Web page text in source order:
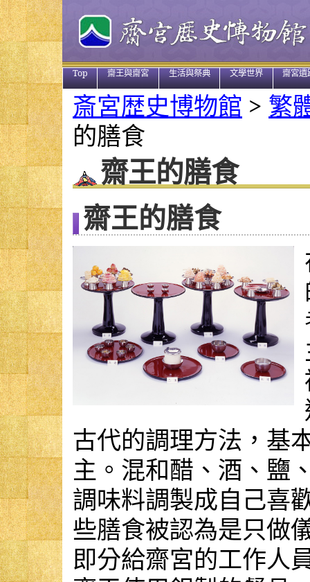
Top 齋王與齋宮 生活與祭典 文學世界 齋宮遺
斎宮歴史博物館 > 繁
的膳食
齋王的膳食
齋王的膳食
古代的調理方法，基
主。混和醋、酒、鹽
調味料調製成自己喜
些膳食被認為是只做
即分給齋宮的工作人